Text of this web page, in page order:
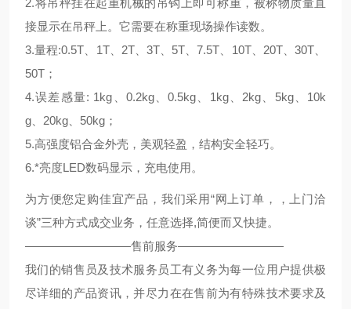
2.将吊秤挂在起重机械的吊钩上即可称重，被称物质量直
接显示在吊秤上。它需要在称重现场操作读数。
3.量程:0.5T、1T、2T、3T、5T、7.5T、10T、20T、30T、
50T；
4.误差感量: 1kg、0.2kg、0.5kg、1kg、2kg、5kg、10k
g、20kg、50kg；
5.高强度铝合金外壳，美观轻盈，结构安全轻巧。
6.*亮度LED数码显示，充电使用。
为方便您定购佳宜产品，我们采用“网上订单，，上门洽
谈”三种方式成交业务，任意选择,简便而又快捷。
—————————售前服务—————————
我们的销售员及技术服务员工有义务为每一位用户提供极
尽详细的产品资讯，并尽力在在售前为有特殊技术要求及